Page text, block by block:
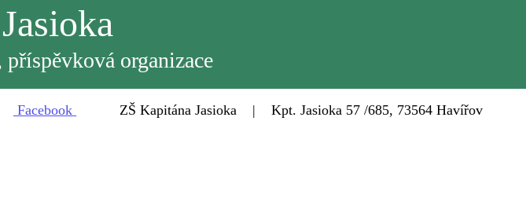
organizace
Facebook ZŠ Kapitána Jasioka | Kpt. Jasioka 57 /685, 73564 Havířov